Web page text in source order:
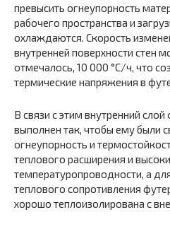
превысить огнеупорность
рабочего пространства и
охлаждаются. Скорость
внутренней поверхности стен
отмечалось, 10 000 °С/ч, что
термические напряжения в
В связи с этим внутренний
выполнен так, чтобы ему были
огнеупорность и
теплового расширения и
температуропроводности, а
теплового сопротивления
хорошо теплоизолирована с